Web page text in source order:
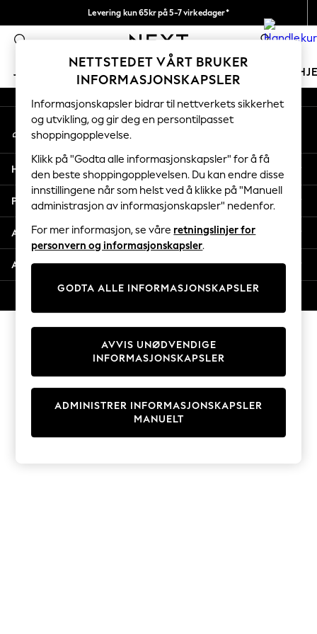
Levering kun 65kr på 5-7 virkedager*
Vi betaler alle tollavgifter 0
JENTER GUTTER BABY KVINNER
GIRLS
New In
50 - 92cm
98 - 110cm
116 - 134cm
140 - 174cm
Trending: Top & Short Sets
Trending: Clogs
Toy Story
THE SET
Coats & Jackets
Sweatshirts & Hoodies
Knitwear
Cardigans
Dresses
Sets & Outfits
T-Shirts
An error occurred on client
Våre sosiale nettverk
Min konto
Logg inn på kontoen din
Hjelp
Personvern & Juridisk
Avdelinger
Andre tjenester
NETTSTEDET VÅRT BRUKER
INFORMASJONSKAPSLER
Informasjonskapsler bidrar til nettverkets sikkerhet
og utvikling, og gir deg en persontilpasset
shoppingopplevelse.
Klikk på "Godta alle informasjonskapsler" for å få
den beste shoppingopplevelsen. Du kan endre disse
innstillingene når som helst ved å klikke på "Manuell
administrasjon av informasjonskapsler" nedenfor.
For mer informasjon, se våre retningslinjer for
personvern og informasjonskapsler.
GODTA ALLE INFORMASJONSKAPSLER
ADMINISTRER INFORMASJONSKAPSLER
MANUELT
AVVIS UNØDVENDIGE
INFORMASJONSKAPSLER